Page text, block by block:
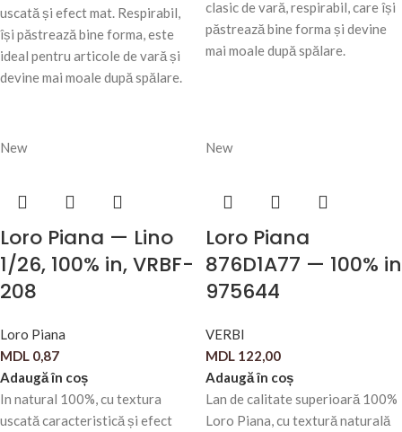
uscată și efect mat. Respirabil,
își păstrează bine forma, este
ideal pentru articole de vară și
devine mai moale după spălare.
clasic de vară, respirabil, care își
păstrează bine forma și devine
mai moale după spălare.
New
Loro Piana — Lino
1/26, 100% in, VRBF-
208
Loro Piana
MDL 0,87
Adaugă în coș
In natural 100%, cu textura
uscată caracteristică și efect
New
Loro Piana
876D1A77 — 100% in
975644
VERBI
MDL 122,00
Adaugă în coș
Lan de calitate superioară 100%
Loro Piana, cu textură naturală